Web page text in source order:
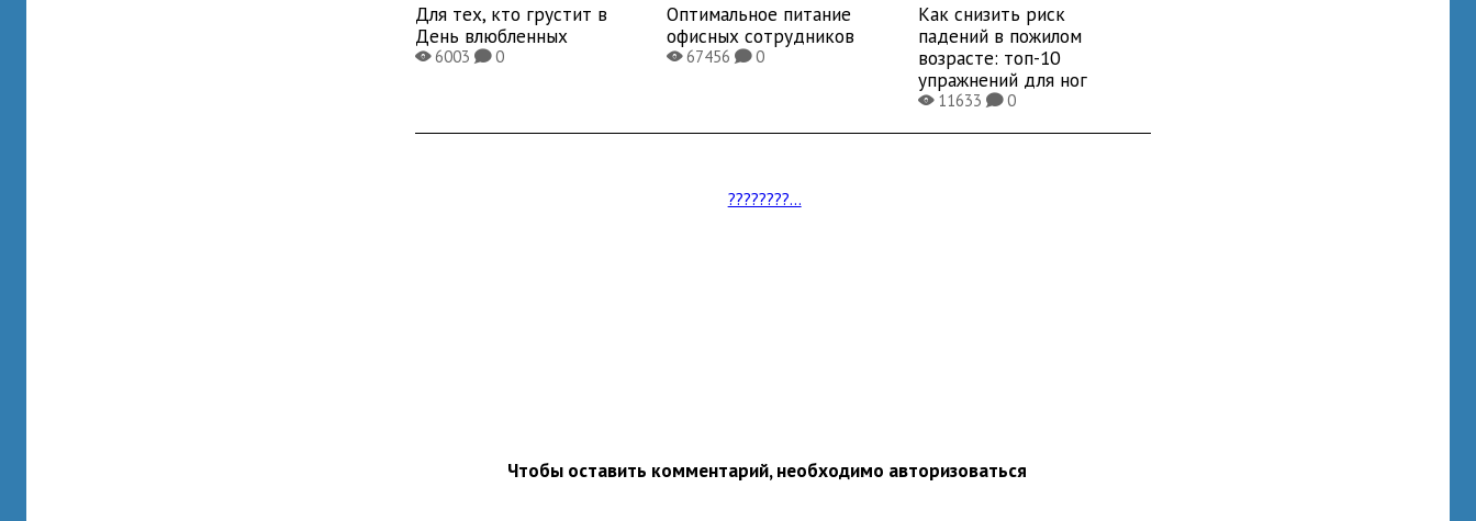
Для тех, кто грустит в
День влюбленных
X6003K0
Оптимальное питание
офисных сотрудников
X67456K0
Как снизить риск
падений в пожилом
возрасте: топ-10
упражнений для ног
X11633K0
????????...
Чтобы оставить комментарий, необходимо авторизоваться